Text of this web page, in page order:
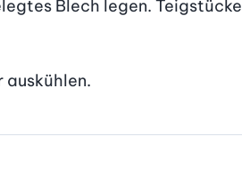
Blech legen. Teigstücke
auskühlen.